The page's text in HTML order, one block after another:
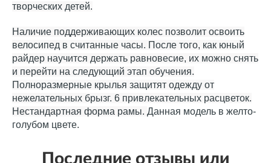
творческих детей.
Наличие поддерживающих колес позволит освоить
велосипед в считанные часы. После того, как юный
райдер научится держать равновесие, их можно снять
и перейти на следующий этап обучения.
Полноразмерные крылья защитят одежду от
нежелательных брызг. 6 привлекательных расцветок.
Нестандартная форма рамы. Данная модель в желто-
голубом цвете.
Последние отзывы или